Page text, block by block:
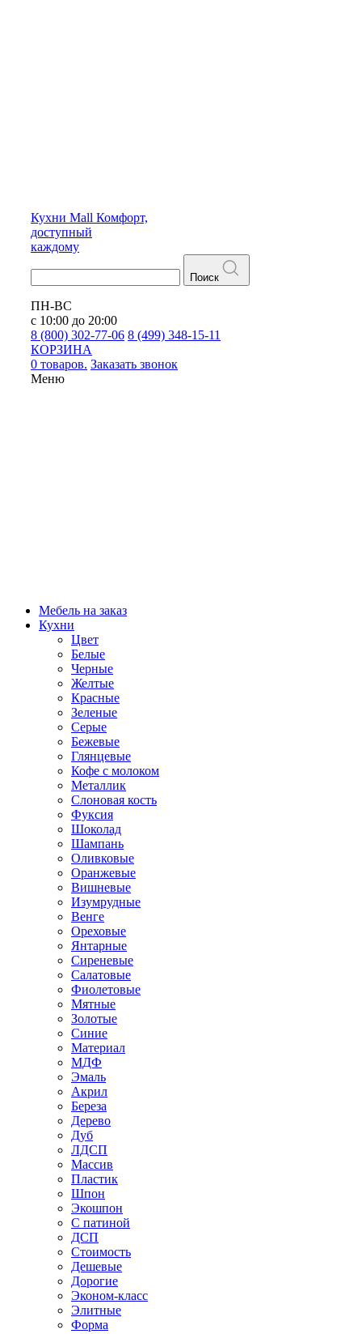
Кухни Mall Комфорт,
доступный
каждому
Поиск
ПН-ВС
с 10:00 до 20:00
8 (800) 302-77-06 8 (499) 348-15-11
КОРЗИНА
0 товаров. Заказать звонок
Меню
Мебель на заказ
Кухни
Цвет
Белые
Черные
Желтые
Красные
Зеленые
Серые
Бежевые
Глянцевые
Кофе с молоком
Металлик
Слоновая кость
Фуксия
Шоколад
Шампань
Оливковые
Оранжевые
Вишневые
Изумрудные
Венге
Ореховые
Янтарные
Сиреневые
Салатовые
Фиолетовые
Мятные
Золотые
Синие
Материал
МДФ
Эмаль
Акрил
Береза
Дерево
Дуб
ЛДСП
Массив
Пластик
Шпон
Экошпон
С патиной
ДСП
Стоимость
Дешевые
Дорогие
Эконом-класс
Элитные
Форма